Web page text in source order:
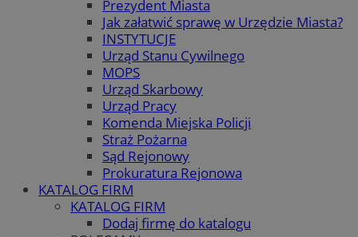
Prezydent Miasta
Jak załatwić sprawę w Urzędzie Miasta?
INSTYTUCJE
Urząd Stanu Cywilnego
MOPS
Urząd Skarbowy
Urząd Pracy
Komenda Miejska Policji
Straż Pożarna
Sąd Rejonowy
Prokuratura Rejonowa
KATALOG FIRM
KATALOG FIRM
Dodaj firmę do katalogu